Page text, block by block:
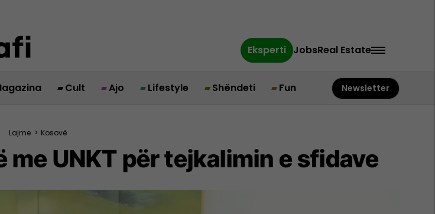
Eksperti JobsReal Estate
Cult Ajo Lifestyle Shëndeti Fun Newsletter
Lajme > Kosovë
UNKT për tejkalimin e sfidave